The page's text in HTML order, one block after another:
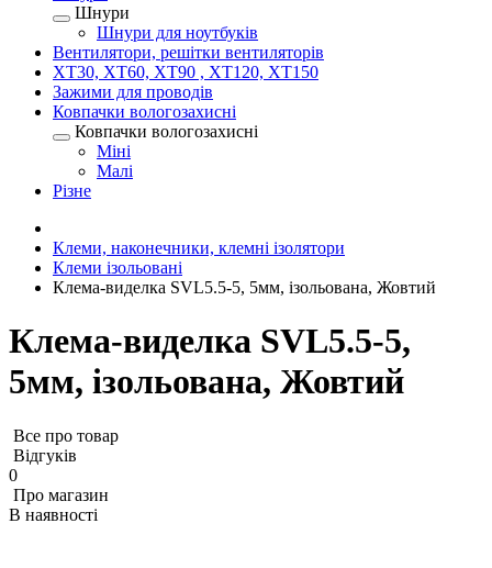
Шнури
Шнури для ноутбуків
Вентилятори, решітки вентиляторів
XT30, XT60, XT90 , XT120, XT150
Зажими для проводів
Ковпачки вологозахисні
Ковпачки вологозахисні
Міні
Малі
Різне
Клеми, наконечники, клемні ізолятори
Клеми ізольовані
Клема-виделка SVL5.5-5, 5мм, ізольована, Жовтий
Клема-виделка SVL5.5-5,
5мм, ізольована, Жовтий
Все про товар
Відгуків
0
Про магазин
В наявності